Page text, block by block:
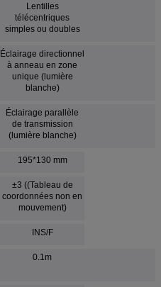
Lentilles
télécentriques
simples ou doubles
Éclairage directionnel
à anneau en zone
unique (lumière
blanche)
Éclairage parallèle
de transmission
(lumière blanche)
195*130 mm
±3 ((Tableau de
coordonnées non en
mouvement)
INS/F
0.1m